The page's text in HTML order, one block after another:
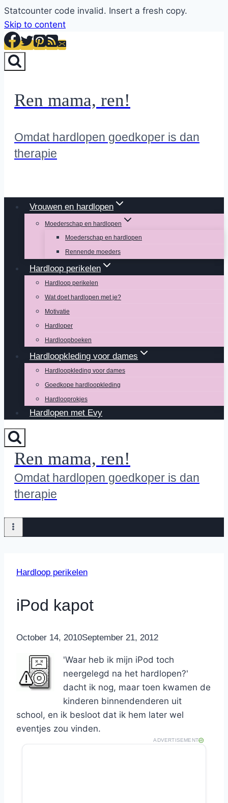
Statcounter code invalid. Insert a fresh copy.
Skip to content
Ren mama, ren!
Omdat hardlopen goedkoper is dan
therapie
Vrouwen en hardlopen
Moederschap en hardlopen
Moederschap en hardlopen
Rennende moeders
Hardloop perikelen
Hardloop perikelen
Wat doet hardlopen met je?
Motivatie
Hardloper
Hardloopboeken
Hardloopkleding voor dames
Hardloopkleding voor dames
Goedkope hardloopkleding
Hardlooprokjes
Hardlopen met Evy
Ren mama, ren!
Omdat hardlopen goedkoper is dan
therapie
Hardloop perikelen
iPod kapot
ByNicole
October 14, 2010September 21, 2012
'Waar heb ik mijn iPod toch
neergelegd na het hardlopen?'
dacht ik nog, maar toen kwamen de
kinderen binnendenderen uit
school, en ik besloot dat ik hem later wel
eventjes zou vinden.
ADVERTISEMENT